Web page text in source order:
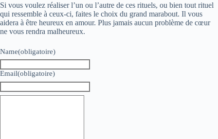
Si vous voulez réaliser l’un ou l’autre de ces rituels, ou bien tout rituel
qui ressemble à ceux-ci, faites le choix du grand marabout. Il vous
aidera à être heureux en amour. Plus jamais aucun problème de cœur
ne vous rendra malheureux.
Name(obligatoire)
Email(obligatoire)